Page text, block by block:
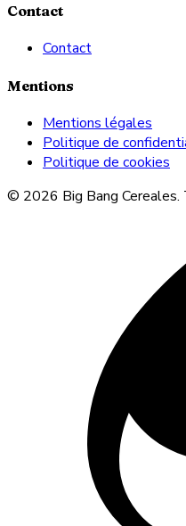
Contact
Contact
Mentions
Mentions légales
Politique de
Politique de cookies
© 2026 Big Bang Cereales.